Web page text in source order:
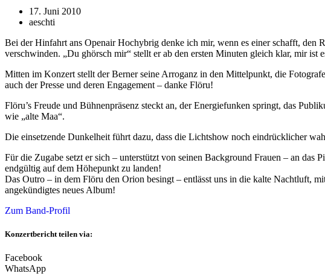
17. Juni 2010
aeschti
Bei der Hinfahrt ans Openair Hochybrig denke ich mir, wenn es einer schafft, den
verschwinden. „Du ghörsch mir“ stellt er ab den ersten Minuten gleich klar, mir
Mitten im Konzert stellt der Berner seine Arroganz in den Mittelpunkt, die
auch der Presse und deren Engagement – danke Flöru!
Flöru’s Freude und Bühnenpräsenz steckt an, der Energiefunken springt, das
wie „alte Maa“.
Die einsetzende Dunkelheit führt dazu, dass die Lichtshow noch eindrücklicher
Für die Zugabe setzt er sich – unterstützt von seinen Background Frauen – an
endgültig auf dem Höhepunkt zu landen!
Das Outro – in dem Flöru den Orion besingt – entlässt uns in die kalte Nachtluft,
angekündigtes neues Album!
Zum Band-Profil
Konzertbericht teilen via:
Facebook
WhatsApp